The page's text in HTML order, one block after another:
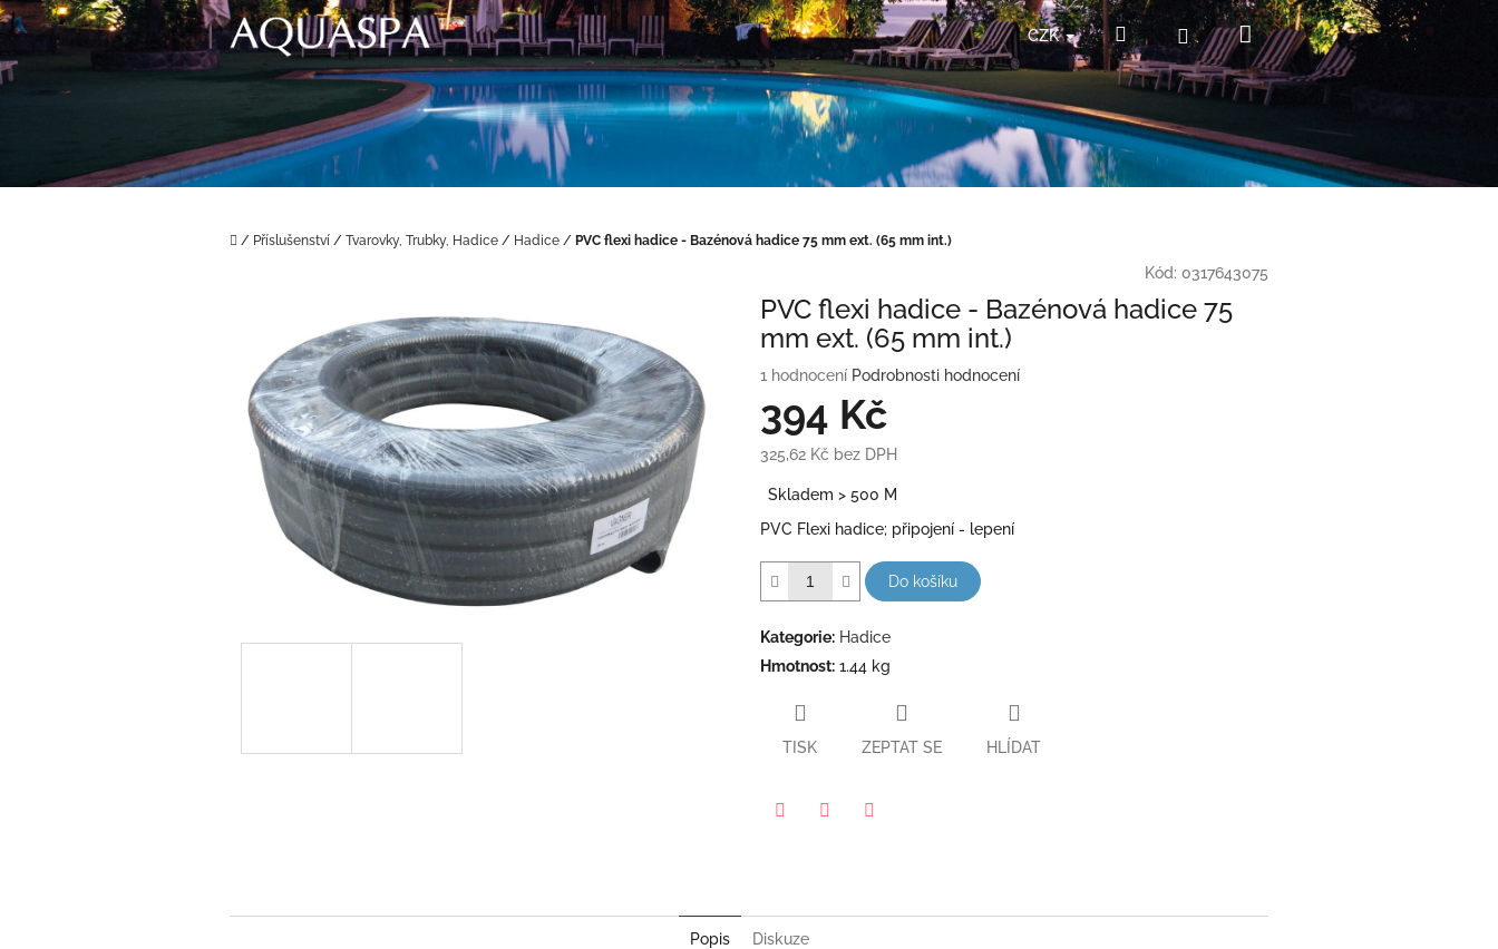
Přejít
na
CZK HledatPřihlášeníNákupní
košík
Domů
/ Příslušenství / Tvarovky, Trubky, Hadice / Hadice / PVC flexi hadice - Bazénová hadice 75 mm ext. (65 mm int.)
Kód: 0317643075
PVC flexi hadice - Bazénová hadice 75
mm ext. (65 mm int.)
Průměrné
produktu
5,0
hvězdiček.
1 hodnocení Podrobnosti hodnocení
394 Kč
325,62 Kč bez DPH
cena:
Skladem > 500 M
PVC Flexi hadice; připojení - lepení
Do košíku
Kategorie: Hadice
Hmotnost: 1.44 kg
TISK ZEPTAT SE HLÍDAT
Popis Diskuze